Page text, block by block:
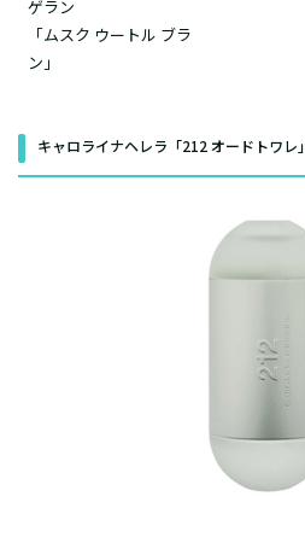
ゲラン
「ムスク ウートル ブラ
ン」
キャロライナヘレラ「212 オードトワレ」